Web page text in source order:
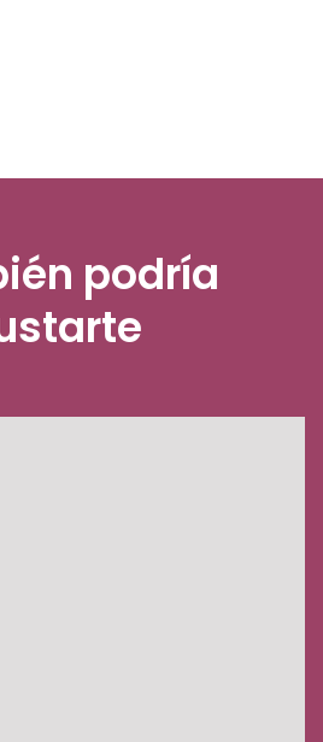
podría